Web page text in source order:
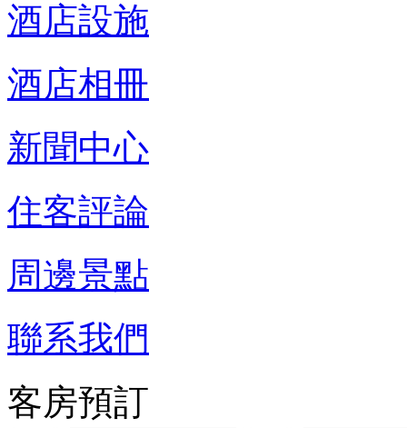
酒店設施
酒店相冊
新聞中心
住客評論
周邊景點
聯系我們
客房預訂